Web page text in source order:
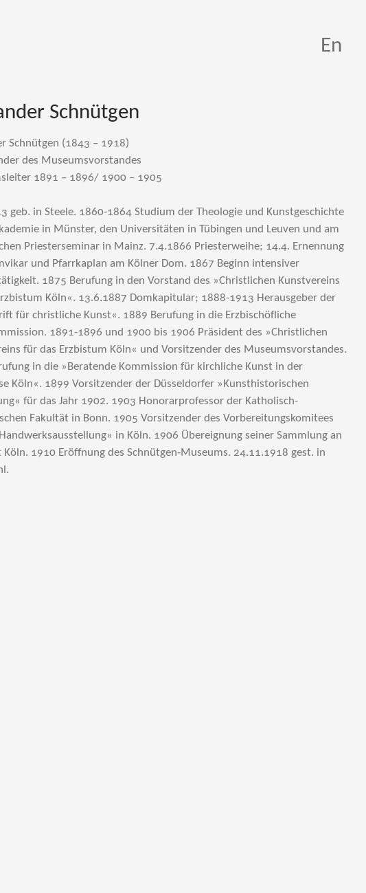
En
Schnütgen
Schnütgen (1843 – 1918)
des Museumsvorstandes
1891 – 1896/ 1900 – 1905
geb. in Steele. 1860-1864 Studium der Theologie und Kunstgeschichte
in Münster, den Universitäten in Tübingen und Leuven und am
Priesterseminar in Mainz. 7.4.1866 Priesterweihe; 14.4. Ernennung
und Pfarrkaplan am Kölner Dom. 1867 Beginn intensiver
1875 Berufung in den Vorstand des »Christlichen Kunstvereins
Köln«. 13.6.1887 Domkapitular; 1888-1913 Herausgeber der
für christliche Kunst«. 1889 Berufung in die Erzbischöfliche
1891-1896 und 1900 bis 1906 Präsident des »Christlichen
für das Erzbistum Köln« und Vorsitzender des Museumsvorstandes.
in die »Beratende Kommission für kirchliche Kunst in der
Köln«. 1899 Vorsitzender der Düsseldorfer »Kunsthistorischen
für das Jahr 1902. 1903 Honorarprofessor der Katholisch-
Fakultät in Bonn. 1905 Vorsitzender des Vorbereitungskomitees
in Köln. 1906 Übereignung seiner Sammlung an
Köln. 1910 Eröffnung des Schnütgen-Museums. 24.11.1918 gest. in